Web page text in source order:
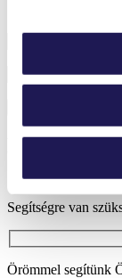
Iratkozzon fel
Nem tud
Szívesen
Segítségre van
Örömmel segítünk